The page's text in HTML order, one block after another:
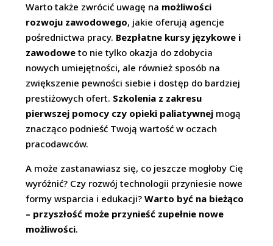
Warto także zwrócić uwagę na możliwości
rozwoju zawodowego, jakie oferują agencje
pośrednictwa pracy. Bezpłatne kursy językowe i
zawodowe to nie tylko okazja do zdobycia
nowych umiejętności, ale również sposób na
zwiększenie pewności siebie i dostęp do bardziej
prestiżowych ofert. Szkolenia z zakresu
pierwszej pomocy czy opieki paliatywnej mogą
znacząco podnieść Twoją wartość w oczach
pracodawców.
A może zastanawiasz się, co jeszcze mogłoby Cię
wyróżnić? Czy rozwój technologii przyniesie nowe
formy wsparcia i edukacji?Warto być na bieżąco
– przyszłość może przynieść zupełnie nowe
możliwości.